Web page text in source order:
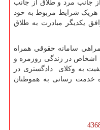
جانب مرد و طلاق از جانب
هریک شرایط مربوط به خود
یکدیگر مبادرت به طلاق
سامانه حقوقی همراه
اشخاص در زندگی روزمره و
به وکلای دادگستری در
خدمت رسانی به هموطنان